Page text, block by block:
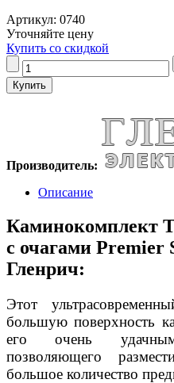
Артикул: 0740
Уточняйте цену
Купить со скидкой
Производитель:
Описание
Каминокомплект
с очагами Premier
Гленрич:
Этот
большую поверхность
его очень
позволяющего
большое количество